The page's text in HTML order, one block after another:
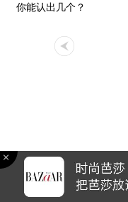
你能认出几个？